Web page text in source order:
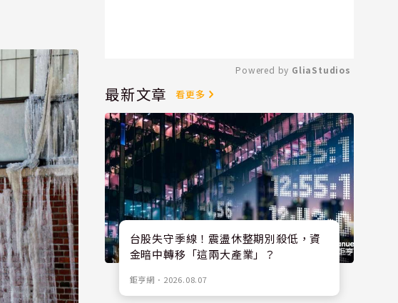
Mute
Powered by GliaStudios
最新文章 看更多
台股失守季線！震盪休整期別殺低，資
金暗中轉移「這兩大產業」？
鉅亨網 ． 2026.08.07